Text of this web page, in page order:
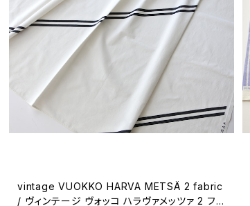
vintage VUOKKO HARVA METSÄ 2 fabric
/ ヴィンテージ ヴォッコ ハラヴァメッツァ 2 ファ